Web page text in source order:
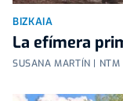
BIZKAIA
La efímera
SUSANA MARTÍN | NTM